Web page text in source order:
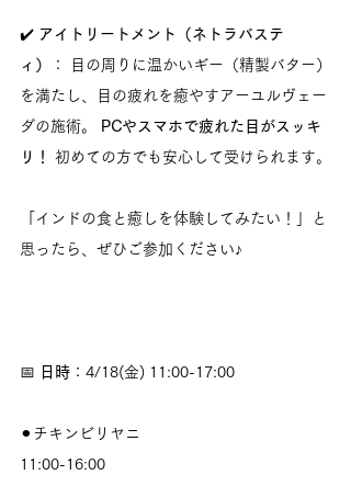
✔️ アイトリートメント（ネトラバステ
ィ）
： 目の周りに温かいギー（精製バター）
を満たし、目の疲れを癒やすアーユルヴェー
ダの施術。
PCやスマホで疲れた目がスッキ
リ！
初めての方でも安心して受けられます。
「インドの食と癒しを体験してみたい！」と
思ったら、ぜひご参加ください♪
📅 日時 ：4/18(金) 11:00-17:00
⚫︎チキンビリヤニ
11:00-16:00